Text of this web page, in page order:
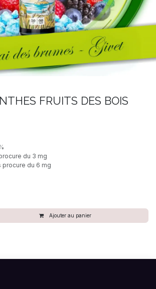
FRUITS DES BOIS
du 3 mg
procure du 6 mg
Ajouter au panier